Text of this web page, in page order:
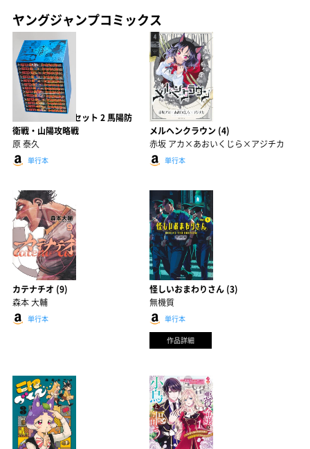
ヤングジャンプコミックス
キングダム BOXセット 2 馬陽防
衛戦・山陽攻略戦
原 泰久
単行本
メルヘンクラウン (4)
赤坂 アカ×あおいくじら×アジチカ
単行本
カテナチオ (9)
森本 大輔
単行本
怪しいおまわりさん (3)
無機質
単行本
作品詳細